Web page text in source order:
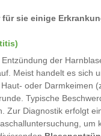
sie einige
der
Meist handelt es sich
oder Darmkeimen
Typische
Zur Diagnostik erfolgt
um